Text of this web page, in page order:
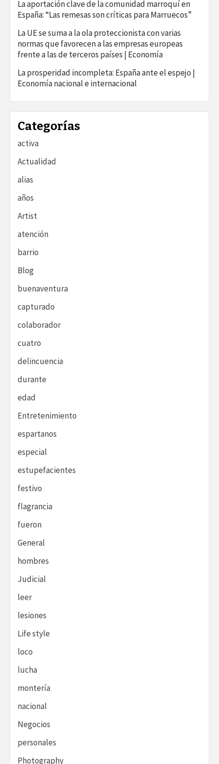
La aportación clave de la comunidad marroquí en
España: “Las remesas son críticas para Marruecos”
La UE se suma a la ola proteccionista con varias
normas que favorecen a las empresas europeas
frente a las de terceros países | Economía
La prosperidad incompleta: España ante el espejo |
Economía nacional e internacional
Categorías
activa
Actualidad
alias
años
Artist
atención
barrio
Blog
buenaventura
capturado
colaborador
cuatro
delincuencia
durante
edad
Entretenimiento
espartanos
especial
estupefacientes
festivo
flagrancia
fueron
General
hombres
Judicial
leer
lesiones
Life style
loco
lucha
montería
nacional
Negocios
personales
Photography